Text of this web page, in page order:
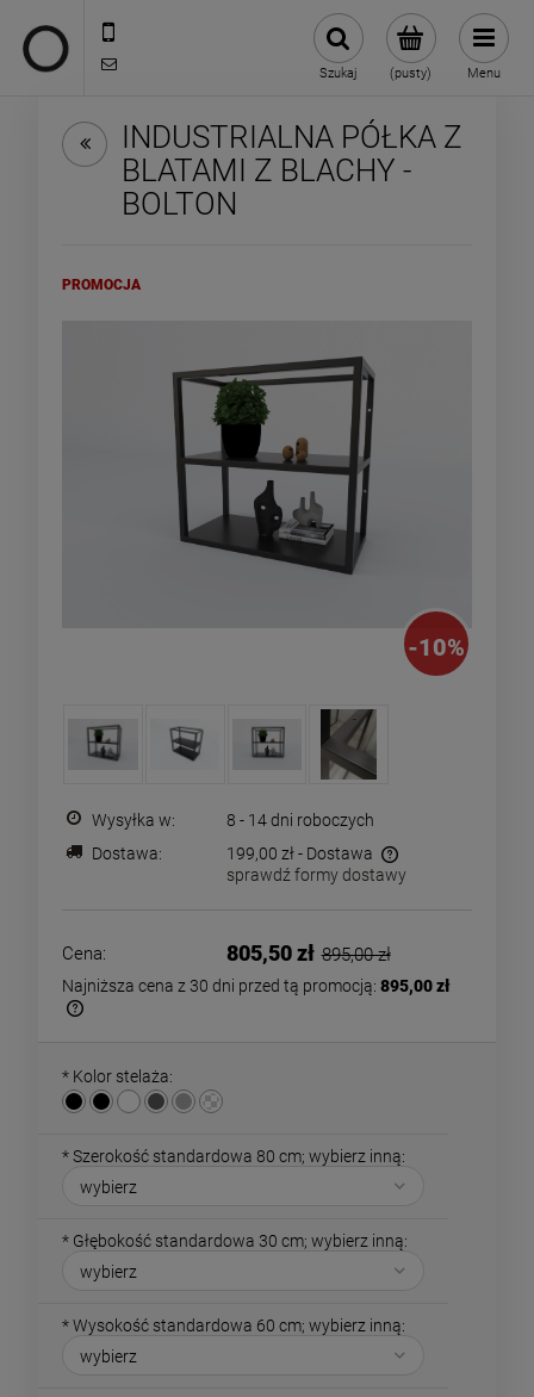
(pusty)
Szukaj Menu
INDUSTRIALNA PÓŁKA Z
BLATAMI Z BLACHY -
BOLTON
PROMOCJA
-10%
Wysyłka w:
8 - 14 dni roboczych
Dostawa:
199,00 zł - Dostawa
Cena nie zawiera ewentualnych kosztów płatności
sprawdź formy dostawy
Cena: 805,50 zł 895,00 zł
Najniższa cena z 30 dni przed tą promocją: 895,00 zł
cena od momentu, kiedy produkt pojawił
się w sprzedaży.
* Kolor stelaża:
*Szerokość standardowa 80 cm; wybierz inną:
* Głębokość standardowa 30 cm; wybierz inną:
*Wysokość standardowa 60 cm; wybierz inną: